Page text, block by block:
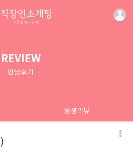
REVIEW
만남후기
생생리뷰